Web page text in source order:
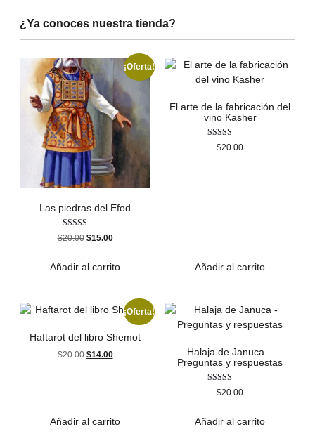
¿Ya conoces nuestra tienda?
¡Oferta!
Las piedras del Efod
Valorado con
5.00
$20.00 $15.00
Añadir al carrito
El arte de la fabricación del
vino Kasher
Valorado
con
$20.00
Añadir al carrito
¡Oferta!
Haftarot del libro Shemot
$20.00 $14.00
Añadir al carrito
Halaja de Januca –
Preguntas y respuestas
Valorado
con
$20.00
Añadir al carrito